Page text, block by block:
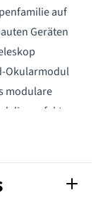
auf
Geräten
Okularmodul
modulare
die perfekte
drei